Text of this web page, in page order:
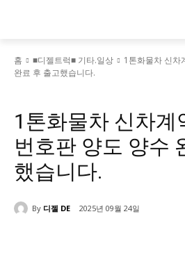
홈 ■디젤트럭■ 기타.일상
1톤화물차 신차
완료 후 출고했습니다.
1톤화물차 신차계
번호판 양도 양수
했습니다.
By 디젤 DE 2025년 09월 24일